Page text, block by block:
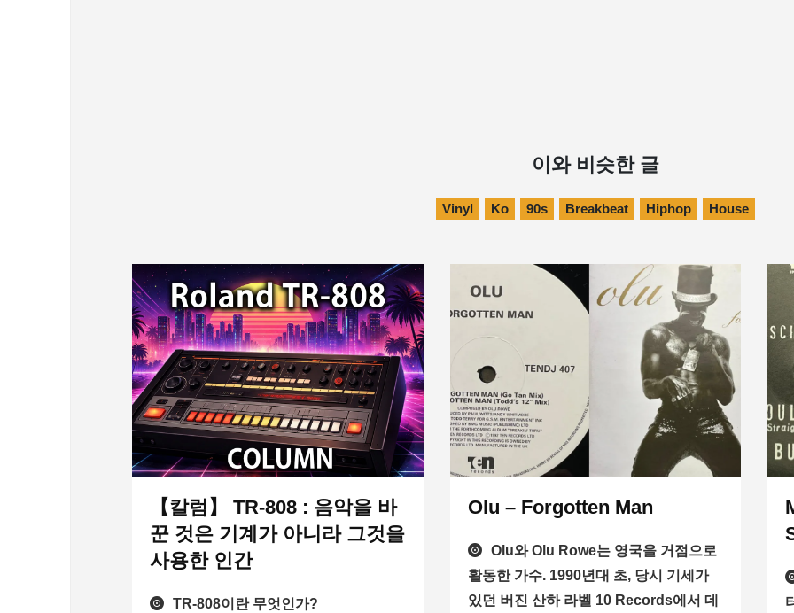
이와 비슷한 글
Vinyl Ko 90s Breakbeat Hiphop House
【칼럼】 TR-808 : 음악을 바
꾼 것은 기계가 아니라 그것을
사용한 인간
TR-808이란 무엇인가?
Olu – Forgotten Man
Olu와 Olu Rowe는 영국을 거점으로
활동한 가수. 1990년대 초, 당시 기세가
있던 버진 산하 라벨 10 Records에서 데